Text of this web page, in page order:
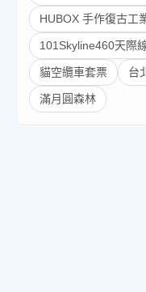
HUBOX 手作復古工
101Skyline460天際
貓空纜車套票 台
滿月圓森林